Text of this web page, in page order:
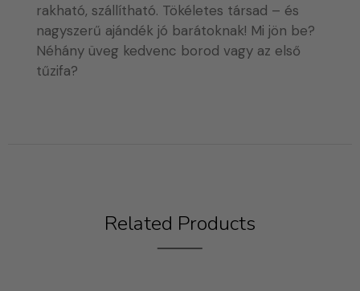
rakható, szállítható. Tökéletes társad – és
nagyszerű ajándék jó barátoknak! Mi jön be?
Néhány üveg kedvenc borod vagy az első
tűzifa?
Related Products